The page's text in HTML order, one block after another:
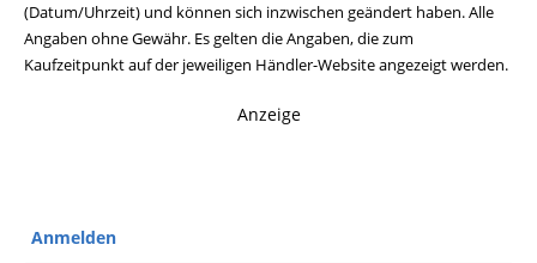
(Datum/Uhrzeit) und können sich inzwischen geändert haben. Alle
Angaben ohne Gewähr. Es gelten die Angaben, die zum
Kaufzeitpunkt auf der jeweiligen Händler-Website angezeigt werden.
Anzeige
Anmelden